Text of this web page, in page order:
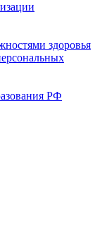
здоровья
РФ